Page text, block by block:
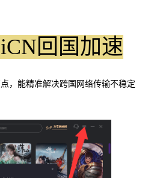
回国加速
，能精准解决跨国网络传输不稳定